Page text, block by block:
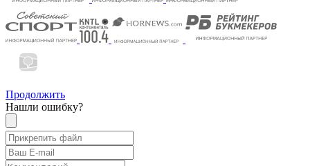
Продолжить
Нашли ошибку?